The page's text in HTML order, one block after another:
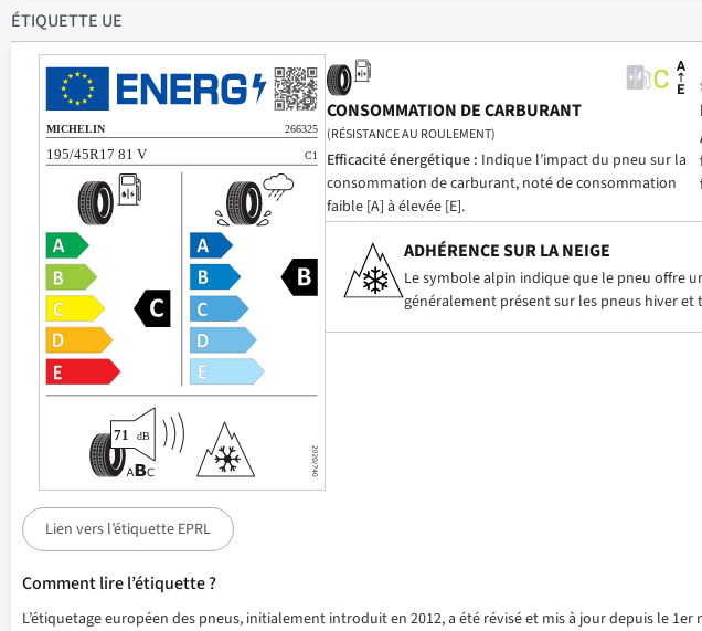
ÉTIQUETTE UE
CONSOMMATION DE CARBURANT
(RÉSISTANCE AU ROULEMENT)
Efficacité énergétique : Indique l’impact du pneu sur la
consommation de carburant, noté de consommation
faible [A] à élevée [E].
ADHÉRENCE SUR LA NEIGE
Le symbole alpin indique que le pneu offre
généralement présent sur les pneus hiver et
Lien vers l’étiquette EPRL
Comment lire l’étiquette ?
L’étiquetage européen des pneus, initialement introduit en 2012, a été révisé et mis à jour depuis le